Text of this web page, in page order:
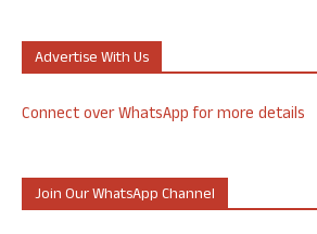
Advertise With Us
Connect over WhatsApp for more details
Join Our WhatsApp Channel